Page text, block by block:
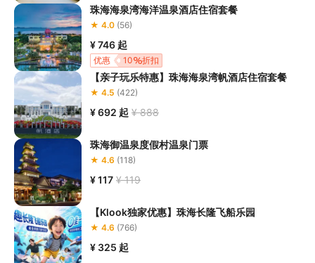
珠海海泉湾海洋温泉酒店住宿套餐
★ 4.0 (56)
¥ 746 起
10 折扣
优惠
【亲子玩乐特惠】珠海海泉湾帆酒店住宿套餐
★ 4.5 (422)
¥ 692 起 ¥ 888
珠海御温泉度假村温泉门票
★ 4.6 (118)
¥ 117 ¥ 119
【Klook独家优惠】珠海长隆飞船乐园
★ 4.6 (766)
¥ 325 起